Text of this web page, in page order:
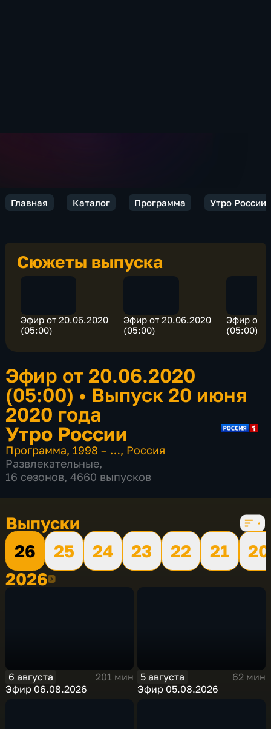
Главная Каталог Программа Утро России
Сюжеты выпуска
Эфир от 20.06.2020
(05:00)
Эфир от 20.06.2020
(05:00)
Эфир от
(05:00)
Эфир от 20.06.2020
(05:00) • Выпуск 20 июня
2020 года
Утро России
Программа, 1998 – …, Россия
Развлекательные,
16 сезонов, 4660 выпусков
Выпуски
26
25 24 23 22 21
20
20262026
6 августа
201 мин
Эфир 06.08.2026
5 августа
62 мин
Эфир 05.08.2026